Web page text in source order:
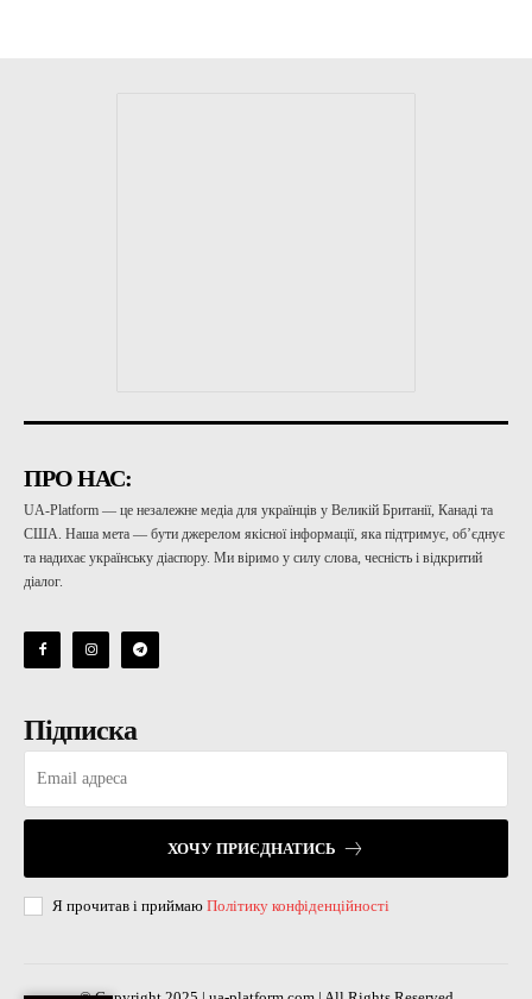
ПРО НАС:
UA-Platform — це незалежне медіа для українців у Великій Британії, Канаді та
США. Наша мета — бути джерелом якісної інформації, яка підтримує, об’єднує
та надихає українську діаспору. Ми віримо у силу слова, чесність і відкритий
діалог.
Підписка
ХОЧУ ПРИЄДНАТИСЬ
Я прочитав і приймаю Політику конфіденційності